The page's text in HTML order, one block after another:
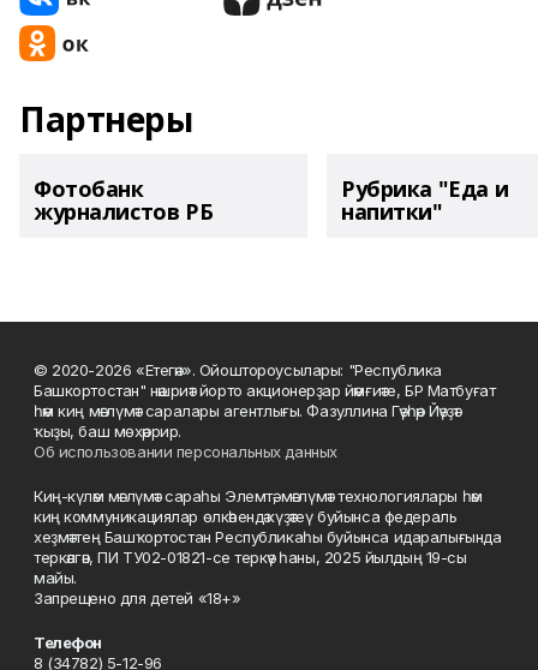
Партнеры
Фотобанк
журналистов РБ
Рубрика "Еда и
напитки"
© 2020-2026 «Етегән». Ойоштороусылары: "Республика
Башкортостан" нәшриәт йорто акционерҙар йәмғиәте, БР Матбуғат
һәм киң мәғлүмәт саралары агентлығы. Фазуллина Гәүһәр Йәүҙәт
ҡыҙы, баш мөхәррир.
Об использовании персональных данных
Киң-күләм мәғлүмәт сараһы Элемтә, мәғлүмәт технологиялары һәм
киң коммуникациялар өлкәһендә күҙәтеү буйынса федераль
хеҙмәттең Башҡортостан Республикаһы буйынса идаралығында
теркәлгән, ПИ ТУ02-01821-се теркәү һаны, 2025 йылдың 19-сы
майы.
Запрещено для детей «18+»
Телефон
8 (34782) 5-12-96